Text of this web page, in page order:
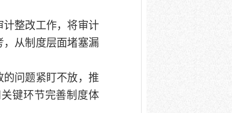
整改工作，将审计
从制度层面堵塞漏
问题紧盯不放，推
键环节完善制度体